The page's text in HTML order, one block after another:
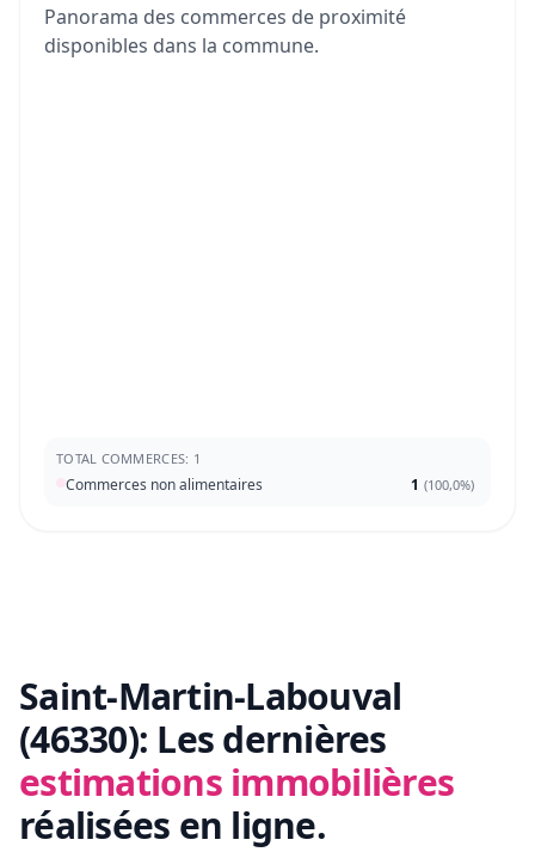
Panorama des commerces de proximité
disponibles dans la commune.
TOTAL COMMERCES: 1
Commerces non alimentaires 1 (100,0%)
Saint-Martin-Labouval
(46330): Les dernières
estimations immobilières
réalisées en ligne.